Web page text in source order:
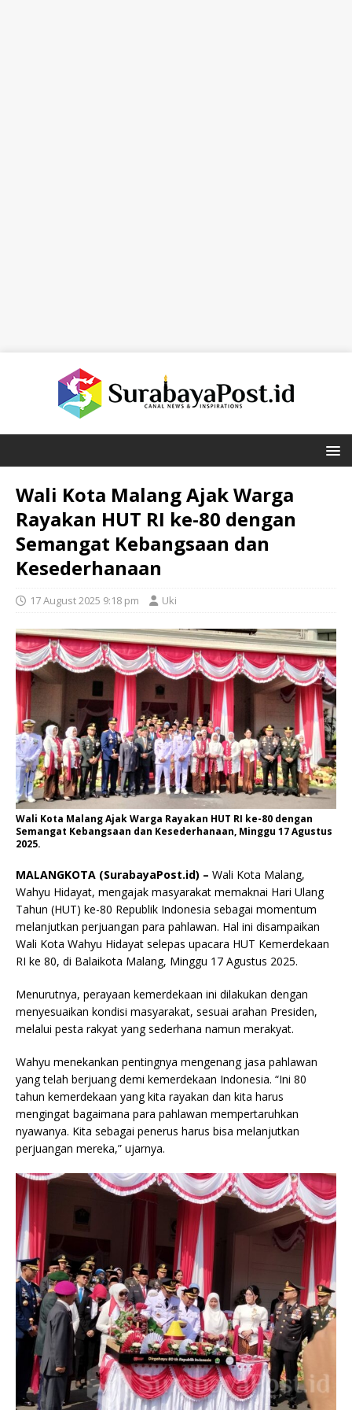
Wali Kota Malang Ajak Warga
Rayakan HUT RI ke-80 dengan
Semangat Kebangsaan dan
Kesederhanaan
17 August 2025 9:18 pm Uki
Wali Kota Malang Ajak Warga Rayakan HUT RI ke-80 dengan
Semangat Kebangsaan dan Kesederhanaan, Minggu 17 Agustus
2025.
MALANGKOTA (SurabayaPost.id) – Wali Kota Malang,
Wahyu Hidayat, mengajak masyarakat memaknai Hari Ulang
Tahun (HUT) ke-80 Republik Indonesia sebagai momentum
melanjutkan perjuangan para pahlawan. Hal ini disampaikan
Wali Kota Wahyu Hidayat selepas upacara HUT Kemerdekaan
RI ke 80, di Balaikota Malang, Minggu 17 Agustus 2025.
Menurutnya, perayaan kemerdekaan ini dilakukan dengan
menyesuaikan kondisi masyarakat, sesuai arahan Presiden,
melalui pesta rakyat yang sederhana namun merakyat.
Wahyu menekankan pentingnya mengenang jasa pahlawan
yang telah berjuang demi kemerdekaan Indonesia. “Ini 80
tahun kemerdekaan yang kita rayakan dan kita harus
mengingat bagaimana para pahlawan mempertaruhkan
nyawanya. Kita sebagai penerus harus bisa melanjutkan
perjuangan mereka,” ujarnya.